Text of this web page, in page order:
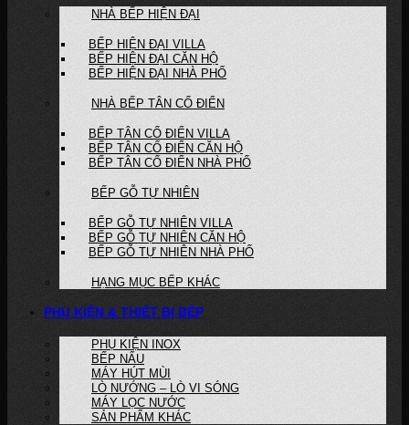
NHÀ BẾP HIỆN ĐẠI
BẾP HIỆN ĐẠI VILLA
BẾP HIỆN ĐẠI CĂN HỘ
BẾP HIỆN ĐẠI NHÀ PHỐ
NHÀ BẾP TÂN CỔ ĐIỂN
BẾP TÂN CỔ ĐIỂN VILLA
BẾP TÂN CỔ ĐIỂN CĂN HỘ
BẾP TÂN CỔ ĐIỂN NHÀ PHỐ
BẾP GỖ TỰ NHIÊN
BẾP GỖ TỰ NHIÊN VILLA
BẾP GỖ TỰ NHIÊN CĂN HỘ
BẾP GỖ TỰ NHIÊN NHÀ PHỐ
HẠNG MỤC BẾP KHÁC
PHỤ KIỆN & THIẾT BỊ BẾP
PHỤ KIỆN INOX
BẾP NẤU
MÁY HÚT MÙI
LÒ NƯỚNG – LÒ VI SÓNG
MÁY LỌC NƯỚC
SẢN PHẨM KHÁC